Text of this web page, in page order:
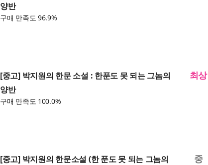
양반
구매 만족도 96.9%
[중고] 박지원의 한문 소설 : 한푼도 못 되는 그놈의
양반
구매 만족도 100.0%
최상
[중고] 박지원의 한문소설 (한 푼도 못 되는 그놈의 중